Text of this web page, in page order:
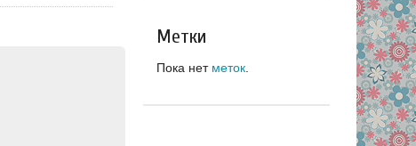
Метки
Пока нет меток